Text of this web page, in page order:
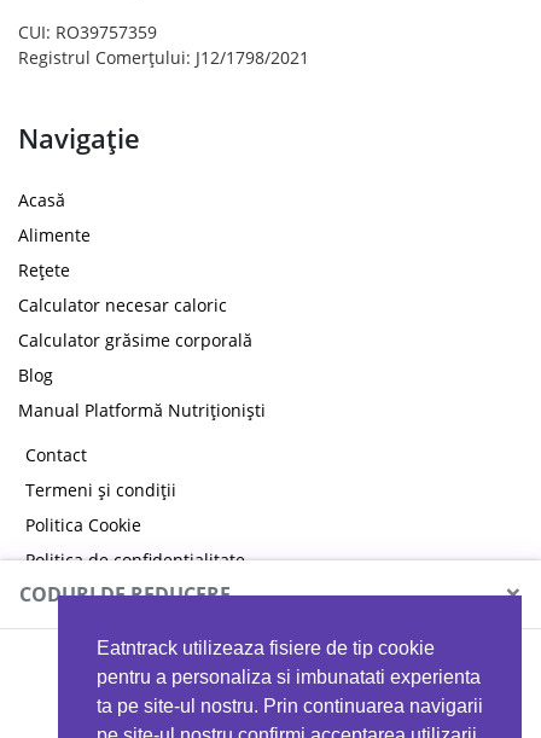
Eatntrack utilizeaza fisiere de tip cookie
pentru a personaliza si imbunatati experienta
ta pe site-ul nostru. Prin continuarea navigarii
CUI: RO39757359
Registrul Comerțului: J12/1798/2021
Navigație
Acasă
Alimente
Rețete
Calculator necesar caloric
Calculator grăsime corporală
Blog
Manual Platformă Nutriționiști
Contact
Termeni și condiții
Politica Cookie
Politica de confidențialitate
CODURI DE REDUCERE ×
MYPROTEIN